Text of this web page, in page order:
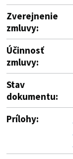
Zverejnenie
zmluvy:
Účinnosť
zmluvy:
Stav
dokumentu:
Prílohy: